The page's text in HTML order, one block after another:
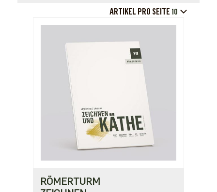
ARTIKEL PRO SEITE 10
RÖMERTURM